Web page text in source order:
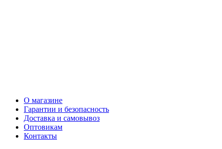
О магазине
Гарантии и безопасность
Доставка и самовывоз
Оптовикам
Контакты